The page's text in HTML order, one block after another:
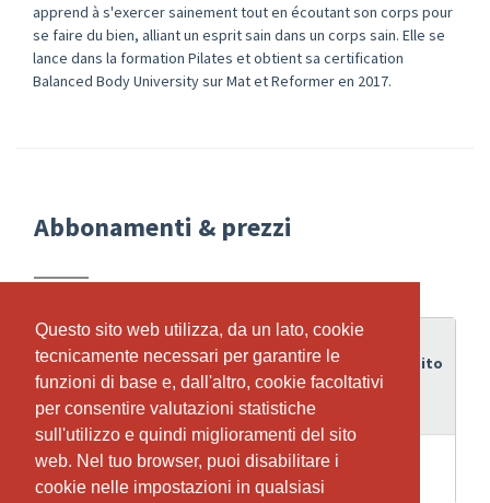
Questo sito web utilizza, da un lato, cookie
tecnicamente necessari per garantire le
funzioni di base e, dall'altro, cookie facoltativi
per consentire valutazioni statistiche
sull'utilizzo e quindi miglioramenti del sito
web. Nel tuo browser, puoi disabilitare i
cookie nelle impostazioni in qualsiasi
Questo sito web utilizza, da un lato, cookie
tecnicamente necessari per garantire le
funzioni di base e, dall'altro, cookie facoltativi
per consentire valutazioni statistiche
sull'utilizzo e quindi miglioramenti del sito
web. Nel tuo browser, puoi disabilitare i
cookie nelle impostazioni in qualsiasi
apprend à s'exercer sainement tout en écoutant son corps pour
se faire du bien, alliant un esprit sain dans un corps sain. Elle se
lance dans la formation Pilates et obtient sa certification
Balanced Body University sur Mat et Reformer en 2017.
Abbonamenti & prezzi
Abbonamento
Periodo
di
validità
Credito
1 cours d'initiation gratuit sur le
Reformer
4
Settimane